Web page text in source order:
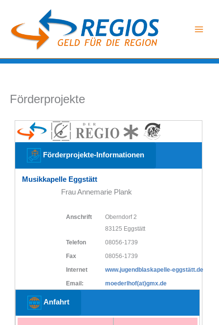
springen
Förderprojekte
Förderprojekte-Informationen
Musikkapelle Eggstätt
Frau Annemarie Plank
Anschrift
Oberndorf 2
83125 Eggstätt
Telefon
08056-1739
Fax
08056-1739
Internet
www.jugendblaskapelle-eggstätt.de
Email:
moederlhof(at)gmx.de
Anfahrt